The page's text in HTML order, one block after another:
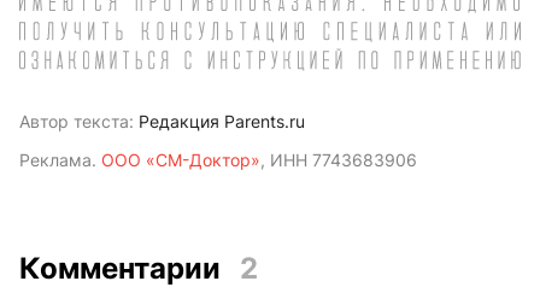
Автор текста: Редакция Parents.ru
Реклама. ООО «СМ-Доктор», ИНН 7743683906
Комментарии 2